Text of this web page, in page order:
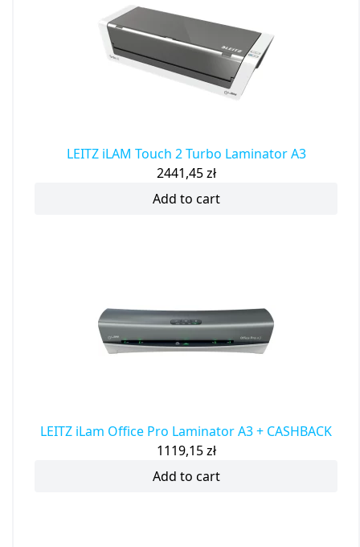
LEITZ iLAM Touch 2 Turbo Laminator A3
2441,45zł
Add to cart
LEITZ iLam Office Pro Laminator A3 + CASHBACK
1119,15zł
Add to cart